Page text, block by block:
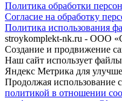
Политика обработки
Согласие на обработку
Политика использования
stroykomplekt-nk.ru - ООО
Создание и продвижение
Наш сайт использует
Яндекс Метрика для
Продолжая использование
политикой в отношении